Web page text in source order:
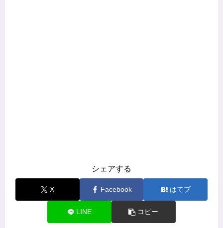
シェアする
X Facebook はてブ
LINE コピー